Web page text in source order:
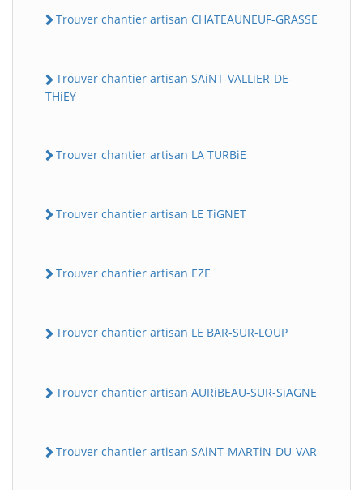
Trouver chantier artisan CHATEAUNEUF-GRASSE
Trouver chantier artisan SAiNT-VALLiER-DE-
THiEY
Trouver chantier artisan LA TURBiE
Trouver chantier artisan LE TiGNET
Trouver chantier artisan EZE
Trouver chantier artisan LE BAR-SUR-LOUP
Trouver chantier artisan AURiBEAU-SUR-SiAGNE
Trouver chantier artisan SAiNT-MARTiN-DU-VAR